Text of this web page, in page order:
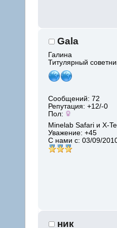
Gala
Галина
Титулярный
Сообщений: 72
Репутация: +12/-0
Пол:
Minelab Safari и X-
Уважение:+45
С нами с: 03/09/
ник